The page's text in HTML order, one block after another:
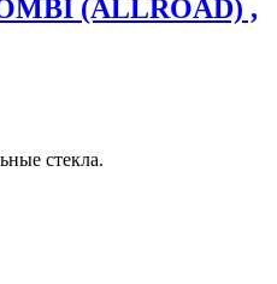
(ALLROAD) ,
стекла.